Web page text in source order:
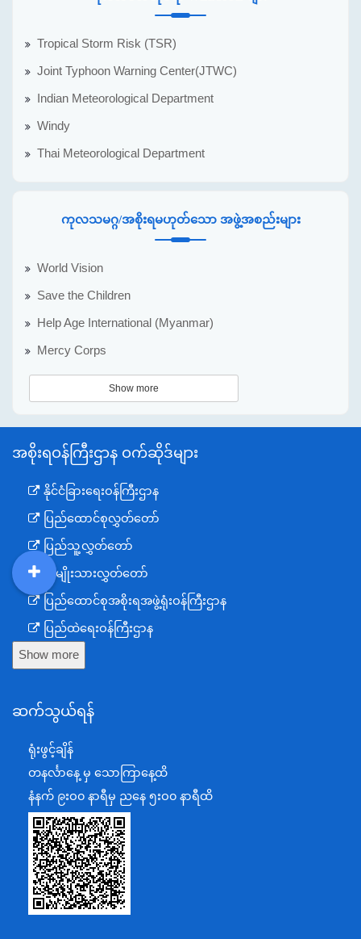
Tropical Storm Risk (TSR)
Joint Typhoon Warning Center(JTWC)
Indian Meteorological Department
Windy
Thai Meteorological Department
ကုလသမဂ္ဂ/အစိုးရမဟုတ်သော အဖွဲ့အစည်းများ
World Vision
Save the Children
Help Age International (Myanmar)
Mercy Corps
Show more
အစိုးရဝန်ကြီးဌာန ဝက်ဆိုဒ်များ
နိုင်ငံခြားရေးဝန်ကြီးဌာန
ပြည်ထောင်စုလွှတ်တော်
ပြည်သူ့လွှတ်တော်
အမျိုးသားလွှတ်တော်
ပြည်ထောင်စုအစိုးရအဖွဲ့ရုံးဝန်ကြီးဌာန
ပြည်ထဲရေးဝန်ကြီးဌာန
ကာကွယ်ရေးဝန်ကြီးဌာန
စီမံကိန်း၊ဘဏ္ဍာရေးနှင့်စက်မှုဝန်ကြီးဌာန
အပြည်ပြည်ဆိုင်ရာပူးပေါင်းဆောင်ရွက်ရေးဝန်ကြီးဌာန
ပြန်ကြားရေးဝန်ကြီးဌာန
သာသနာရေးနှင့် ယဉ်ကျေးမှုဝန်ကြီးဌာန
စိုက်ပျိုးရေး၊မွေးမြူရေးနှင့်ဆည်မြောင်းဝန်ကြီးဌာန
ပို့ဆောင်ရေးနှင့်ဆက်သွယ်ရေးဝန်ကြီးဌာန
သယံဇာတနှင့်ပတ်ဝန်းကျင်ထိန်းသိမ်းရေးဝန်ကြီးဌာန
Show more
ဆက်သွယ်ရန်
ရုံးဖွင့်ချိန်
တနင်္လာနေ့ မှ သောကြာနေ့ထိ
နံနက် ၉းဝ၀ နာရီမှ ညနေ ၅းဝ၀ နာရီထိ
DDM